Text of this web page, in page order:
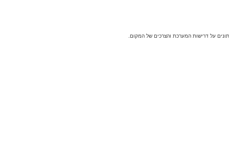
על דרישות המערכת והצרכים של המקום.